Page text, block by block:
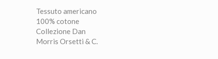
Tessuto americano
100% cotone
Collezione Dan
Morris Orsetti & C.